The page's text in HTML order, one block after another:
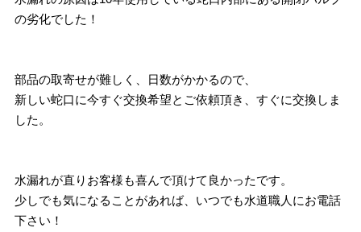
の劣化でした！
部品の取寄せが難しく、日数がかかるので、
新しい蛇口に今すぐ交換希望とご依頼頂き、すぐに交換しま
した。
水漏れが直りお客様も喜んで頂けて良かったです。
少しでも気になることがあれば、いつでも水道職人にお電話
下さい！